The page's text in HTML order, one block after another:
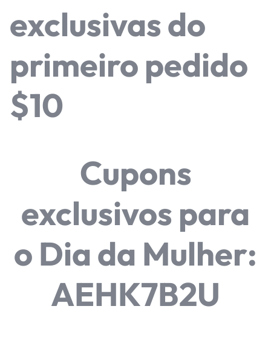
exclusivas do
primeiro pedido
$10
Cupons
exclusivos para
o Dia da Mulher:
AEHK7B2U